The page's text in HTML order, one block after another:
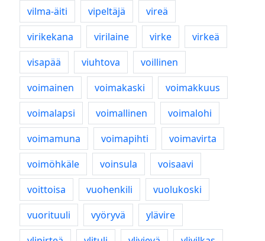
vilma-äiti
vipeltäjä
vireä
virikekana
virilaine virke
virkeä
visapää
viuhtova
voillinen
voimainen
voimakaski
voimakkuus
voimalapsi
voimallinen
voimalohi
voimamuna
voimapihti
voimavirta
voimöhkäle
voinsula
voisaavi
voittoisa
vuohenkili
vuolukoski
vuorituuli
vyöryvä
ylävire